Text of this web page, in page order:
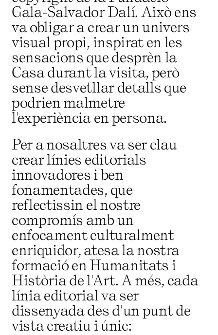
Gala-Salvador Dalí. Això ens
va obligar a crear un univers
visual propi, inspirat en les
sensacions que desprèn la
Casa durant la visita, però
sense desvetllar detalls que
podrien malmetre
l'experiència en persona.
Per a nosaltres va ser clau
crear línies editorials
innovadores i ben
fonamentades, que
reflectissin el nostre
compromís amb un
enfocament culturalment
enriquidor, atesa la nostra
formació en Humanitats i
Història de l'Art. A més, cada
línia editorial va ser
dissenyada des d'un punt de
vista creatiu i únic: